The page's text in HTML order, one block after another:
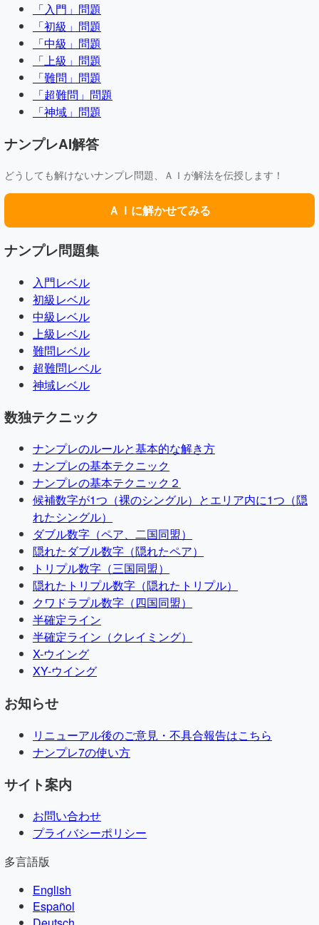
「入門」問題
「初級」問題
「中級」問題
「上級」問題
「難問」問題
「超難問」問題
「神域」問題
ナンプレAI解答
どうしても解けないナンプレ問題、ＡＩが解法を伝授します！
ＡＩに解かせてみる
ナンプレ問題集
入門レベル
初級レベル
中級レベル
上級レベル
難問レベル
超難問レベル
神域レベル
数独テクニック
ナンプレのルールと基本的な解き方
ナンプレの基本テクニック
ナンプレの基本テクニック２
候補数字が1つ（裸のシングル）とエリア内に1つ（隠
れたシングル）
ダブル数字（ペア、二国同盟）
隠れたダブル数字（隠れたペア）
トリプル数字（三国同盟）
隠れたトリプル数字（隠れたトリプル）
クワドラプル数字（四国同盟）
半確定ライン
半確定ライン（クレイミング）
X-ウイング
XY-ウイング
お知らせ
リニューアル後のご意見・不具合報告はこちら
ナンプレ7の使い方
サイト案内
お問い合わせ
プライバシーポリシー
多言語版
English
Español